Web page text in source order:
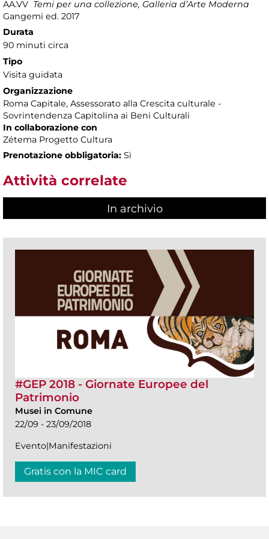
AA.VV Temi per una collezione, Galleria d’Arte Moderna
Gangemi ed. 2017
Durata
90 minuti circa
Tipo
Visita guidata
Organizzazione
Roma Capitale, Assessorato alla Crescita culturale -
Sovrintendenza Capitolina ai Beni Culturali
In collaborazione con
Zétema Progetto Cultura
Prenotazione obbligatoria: Sì
Attività correlate
In archivio
#GEP 2018 - Giornate Europee del
Patrimonio
Musei in Comune
22/09 - 23/09/2018
Evento|Manifestazioni
Gratis con la MIC card